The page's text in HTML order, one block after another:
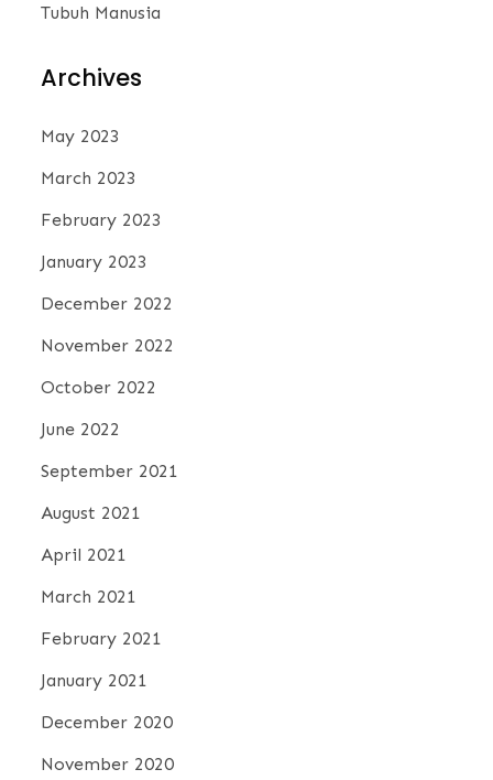
Tubuh Manusia
Archives
May 2023
March 2023
February 2023
January 2023
December 2022
November 2022
October 2022
June 2022
September 2021
August 2021
April 2021
March 2021
February 2021
January 2021
December 2020
November 2020